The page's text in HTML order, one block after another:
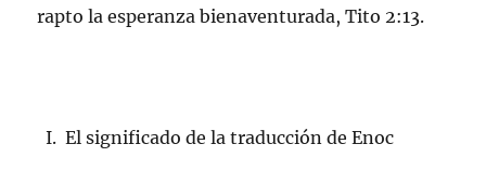
rapto la esperanza bienaventurada, Tito 2:13.
I. El significado de la traducción de Enoc